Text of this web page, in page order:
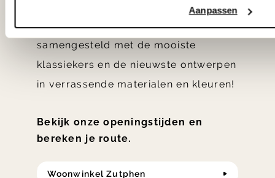
Aanpassen
hebben met liefde de mooiste woon-,
slaap- en designcollecties
samengesteld met de mooiste
klassiekers en de nieuwste ontwerpen
in verrassende materialen en kleuren!
Bekijk onze openingstijden en
bereken je route.
Woonwinkel Zutphen